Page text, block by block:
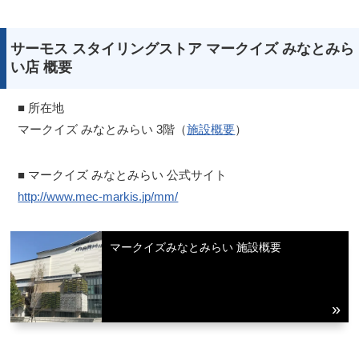
サーモス スタイリングストア マークイズ みなとみら
い店 概要
■ 所在地
マークイズ みなとみらい 3階（施設概要）
■ マークイズ みなとみらい 公式サイト
http://www.mec-markis.jp/mm/
マークイズみなとみらい 施設概要